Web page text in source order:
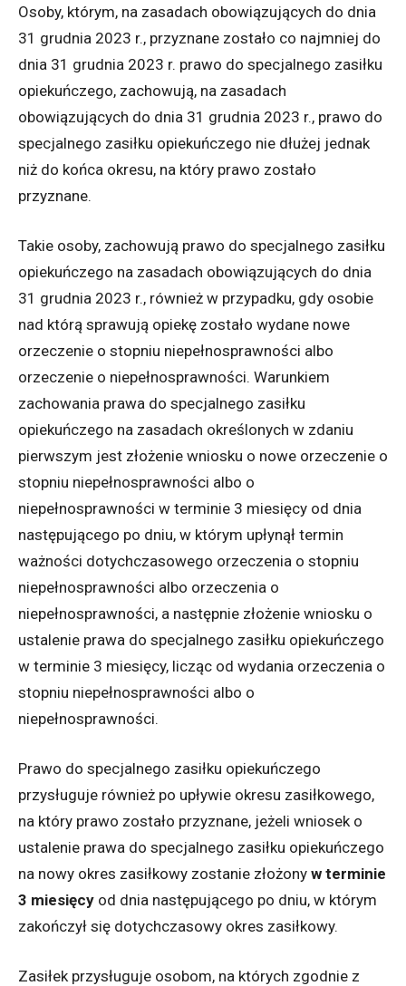
Osoby, którym, na zasadach obowiązujących do dnia
31 grudnia 2023 r., przyznane zostało co najmniej do
dnia 31 grudnia 2023 r. prawo do specjalnego zasiłku
opiekuńczego, zachowują, na zasadach
obowiązujących do dnia 31 grudnia 2023 r., prawo do
specjalnego zasiłku opiekuńczego nie dłużej jednak
niż do końca okresu, na który prawo zostało
przyznane.
Takie osoby, zachowują prawo do specjalnego zasiłku
opiekuńczego na zasadach obowiązujących do dnia
31 grudnia 2023 r., również w przypadku, gdy osobie
nad którą sprawują opiekę zostało wydane nowe
orzeczenie o stopniu niepełnosprawności albo
orzeczenie o niepełnosprawności. Warunkiem
zachowania prawa do specjalnego zasiłku
opiekuńczego na zasadach określonych w zdaniu
pierwszym jest złożenie wniosku o nowe orzeczenie o
stopniu niepełnosprawności albo o
niepełnosprawności w terminie 3 miesięcy od dnia
następującego po dniu, w którym upłynął termin
ważności dotychczasowego orzeczenia o stopniu
niepełnosprawności albo orzeczenia o
niepełnosprawności, a następnie złożenie wniosku o
ustalenie prawa do specjalnego zasiłku opiekuńczego
w terminie 3 miesięcy, licząc od wydania orzeczenia o
stopniu niepełnosprawności albo o
niepełnosprawności.
Prawo do specjalnego zasiłku opiekuńczego
przysługuje również po upływie okresu zasiłkowego,
na który prawo zostało przyznane, jeżeli wniosek o
ustalenie prawa do specjalnego zasiłku opiekuńczego
na nowy okres zasiłkowy zostanie złożony w terminie
3 miesięcy od dnia następującego po dniu, w którym
zakończył się dotychczasowy okres zasiłkowy.
Zasiłek przysługuje osobom, na których zgodnie z